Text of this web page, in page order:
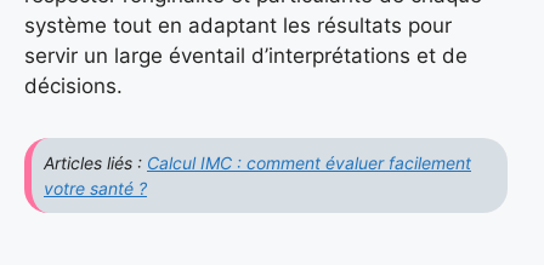
système tout en adaptant les résultats pour
servir un large éventail d’interprétations et de
décisions.
Articles liés : Calcul IMC : comment évaluer facilement
votre santé ?